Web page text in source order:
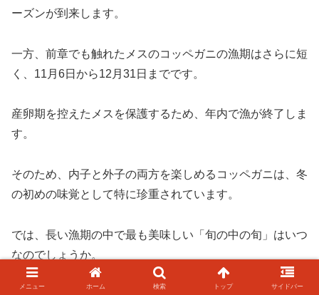
ーズンが到来します。
一方、前章でも触れたメスのコッペガニの漁期はさらに短
く、11月6日から12月31日までです。
産卵期を控えたメスを保護するため、年内で漁が終了しま
す。
そのため、内子と外子の両方を楽しめるコッペガニは、冬
の初めの味覚として特に珍重されています。
では、長い漁期の中で最も美味しい「旬の中の旬」はいつ
なのでしょうか。
メニュー ホーム 検索 トップ サイドバー